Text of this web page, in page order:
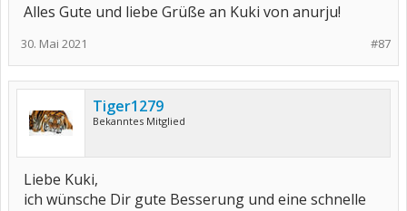
Alles Gute und liebe Grüße an Kuki von anurju!
#87
30. Mai 2021
Tiger1279
Bekanntes Mitglied
Liebe Kuki,
ich wünsche Dir gute Besserung und eine schnelle